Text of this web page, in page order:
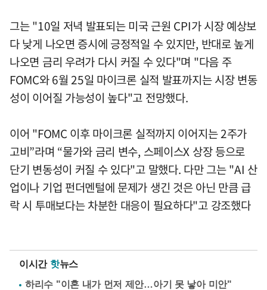
그는 "10일 저녁 발표되는 미국 근원 CPI가 시장 예상보
다 낮게 나오면 증시에 긍정적일 수 있지만, 반대로 높게
나오면 금리 우려가 다시 커질 수 있다"며 "다음 주
FOMC와 6월 25일 마이크론 실적 발표까지는 시장 변동
성이 이어질 가능성이 높다"고 전망했다.
이어 "FOMC 이후 마이크론 실적까지 이어지는 2주가
고비”라며 “물가와 금리 변수, 스페이스X 상장 등으로
단기 변동성이 커질 수 있다"고 말했다. 다만 그는 "AI 산
업이나 기업 펀더멘털에 문제가 생긴 것은 아닌 만큼 급
락 시 투매보다는 차분한 대응이 필요하다"고 강조했다
이시간 핫뉴스
하리수 "이혼 내가 먼저 제안…아기 못 낳아 미안"